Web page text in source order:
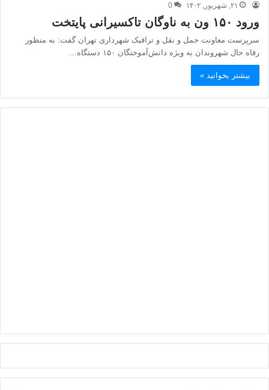
۲۱, شهریور, ۱۴۰۲ 0
ورود ۱۵۰ ون به ناوگان تاکسیرانی پایتخت
سرپرست معاونت حمل و نقل و ترافیک شهرداری تهران گفت: به منظور
رفاه حال شهروندان به ویژه دانش‌آموختگان ۱۵۰ دستگاه…
بیشتر بخوانید »